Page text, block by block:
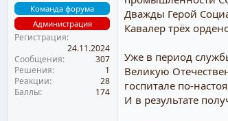
Команда форума
Администрация
Регистрация
24.11.2024
Сообщения
307
Решения
1
Реакции
28
Баллы
174
Дважды Герой
Кавалер трёх
Уже в период
Великую
госпитале по-
И в результате